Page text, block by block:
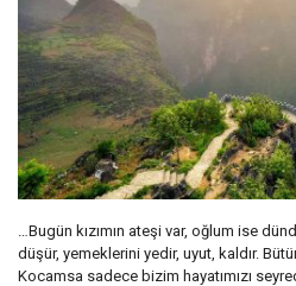
…Bugün kızımın ateşi var, oğlum ise
düşür, yemeklerini yedir, uyut, kaldır.
Kocamsa sadece bizim hayatımızı